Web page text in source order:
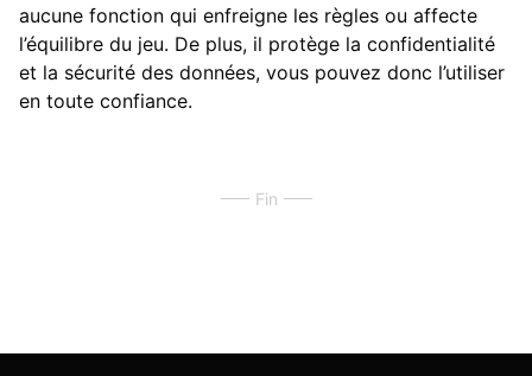
aucune fonction qui enfreigne les règles ou affecte
l’équilibre du jeu. De plus, il protège la confidentialité
et la sécurité des données, vous pouvez donc l’utiliser
en toute confiance.
Fin